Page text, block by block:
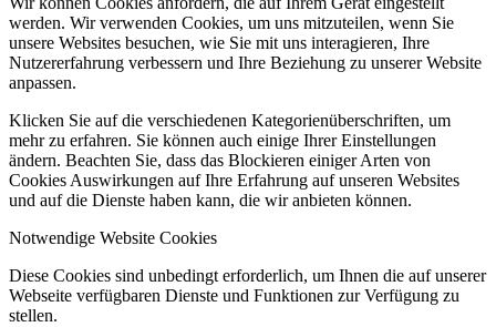
werden. Wir verwenden Cookies, um uns mitzuteilen, wenn Sie
unsere Websites besuchen, wie Sie mit uns interagieren, Ihre
Nutzererfahrung verbessern und Ihre Beziehung zu unserer Website
anpassen.
Klicken Sie auf die verschiedenen Kategorienüberschriften, um
mehr zu erfahren. Sie können auch einige Ihrer Einstellungen
ändern. Beachten Sie, dass das Blockieren einiger Arten von
Cookies Auswirkungen auf Ihre Erfahrung auf unseren Websites
und auf die Dienste haben kann, die wir anbieten können.
Notwendige Website Cookies
Diese Cookies sind unbedingt erforderlich, um Ihnen die auf unserer
Webseite verfügbaren Dienste und Funktionen zur Verfügung zu
stellen.